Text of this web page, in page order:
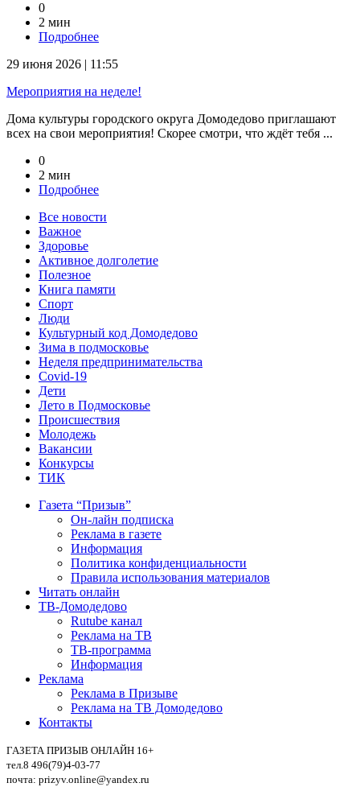
0
2 мин
Подробнее
29 июня 2026 | 11:55
Мероприятия на неделе!
Дома культуры городского округа Домодедово приглашают
всех на свои мероприятия! Скорее смотри, что ждёт тебя ...
0
2 мин
Подробнее
Все новости
Важное
Здоровье
Активное долголетие
Полезное
Книга памяти
Спорт
Люди
Культурный код Домодедово
Зима в подмосковье
Неделя предпринимательства
Covid-19
Дети
Лето в Подмосковье
Происшествия
Молодежь
Вакансии
Конкурсы
ТИК
Газета “Призыв”
Он-лайн подписка
Реклама в газете
Информация
Политика конфиденциальности
Правила использования материалов
Читать онлайн
ТВ-Домодедово
Rutube канал
Реклама на ТВ
ТВ-программа
Информация
Реклама
Реклама в Призыве
Реклама на ТВ Домодедово
Контакты
ГАЗЕТА ПРИЗЫВ ОНЛАЙН 16+
тел.8 496(79)4-03-77
почта: prizyv.online@yandex.ru